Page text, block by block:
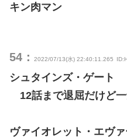
キン肉マン
54： 2022/07/13(水) 22:40:11.265
シュタインズ・ゲート
12話まで退屈だけど
ヴァイオレット・エヴ